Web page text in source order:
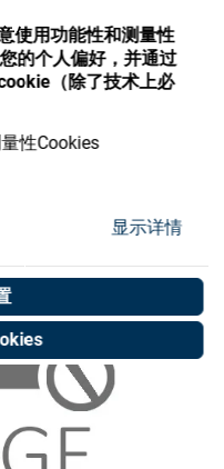
使用功能性和测量性
的个人偏好，并通过
（除了技术上必
性Cookies
显示详情
登录